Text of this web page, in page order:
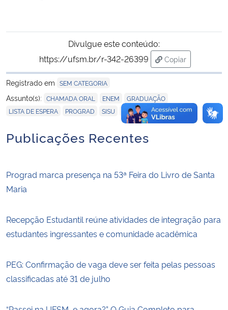
Divulgue este conteúdo:
https://ufsm.br/r-342-26399
Copiar
para área de
Registrado em SEM CATEGORIA
Assunto(s): CHAMADA ORAL ENEM GRADUAÇÃO
LISTA DE ESPERA PROGRAD SISU UFSM
Publicações Recentes
Prograd marca presença na 53ª Feira do Livro de Santa
Maria
Recepção Estudantil reúne atividades de integração para
estudantes ingressantes e comunidade acadêmica
PEG: Confirmação de vaga deve ser feita pelas pessoas
classificadas até 31 de julho